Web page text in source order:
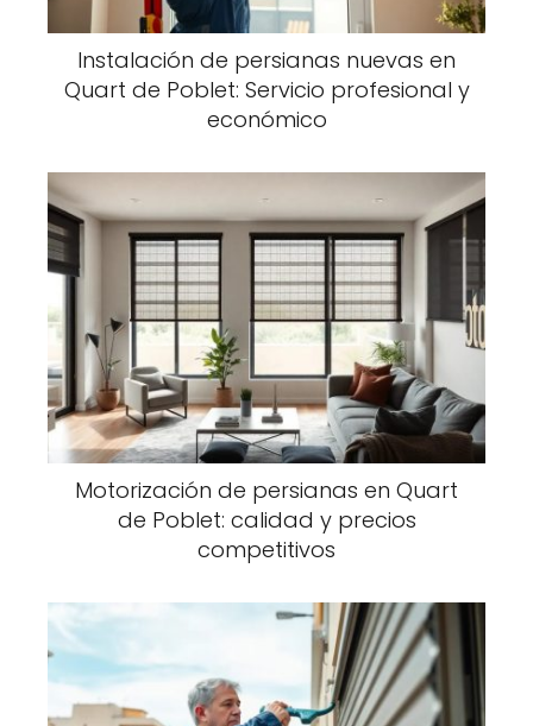
Instalación de persianas nuevas en
Quart de Poblet: Servicio profesional y
económico
Motorización de persianas en Quart
de Poblet: calidad y precios
competitivos